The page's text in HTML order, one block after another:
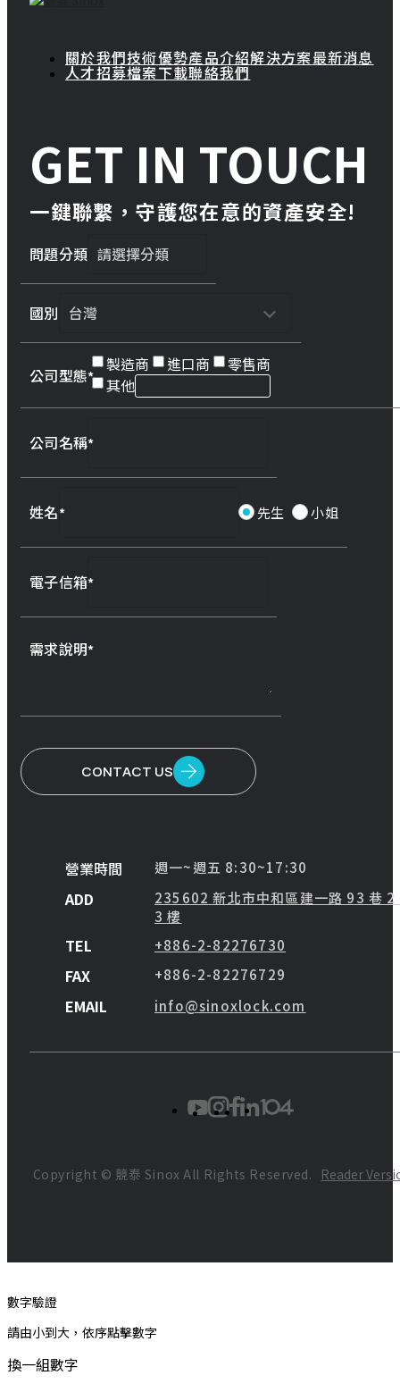
關於我們技術優勢產品介紹解決方案最新消息
人才招募檔案下載聯絡我們
GET IN TOUCH
一鍵聯繫，守護您在意的資產安全!
問題分類
國別
公司型態
製造商 進口商
零售商
其他
公司名稱
姓名 先生 小姐
電子信箱
需求說明
CONTACT US
營業時間 週一~週五 8:30~17:30
ADD
235602 新北市中和區建一路 93 巷 2
3 樓
TEL +886-2-82276730
FAX +886-2-82276729
EMAIL info@sinoxlock.com
Copyright © 競泰 Sinox All Rights Reserved. Reader
數字驗證
請由小到大，依序點擊數字
換一組數字